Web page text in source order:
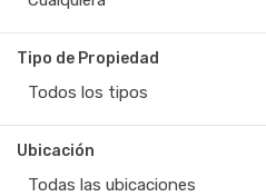
Tipo de Propiedad
Todos los tipos
Ubicación
Todas las ubicaciones